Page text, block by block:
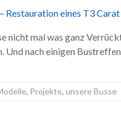
mal was ganz
Und nach einigen
, Projekte, unsere Busse